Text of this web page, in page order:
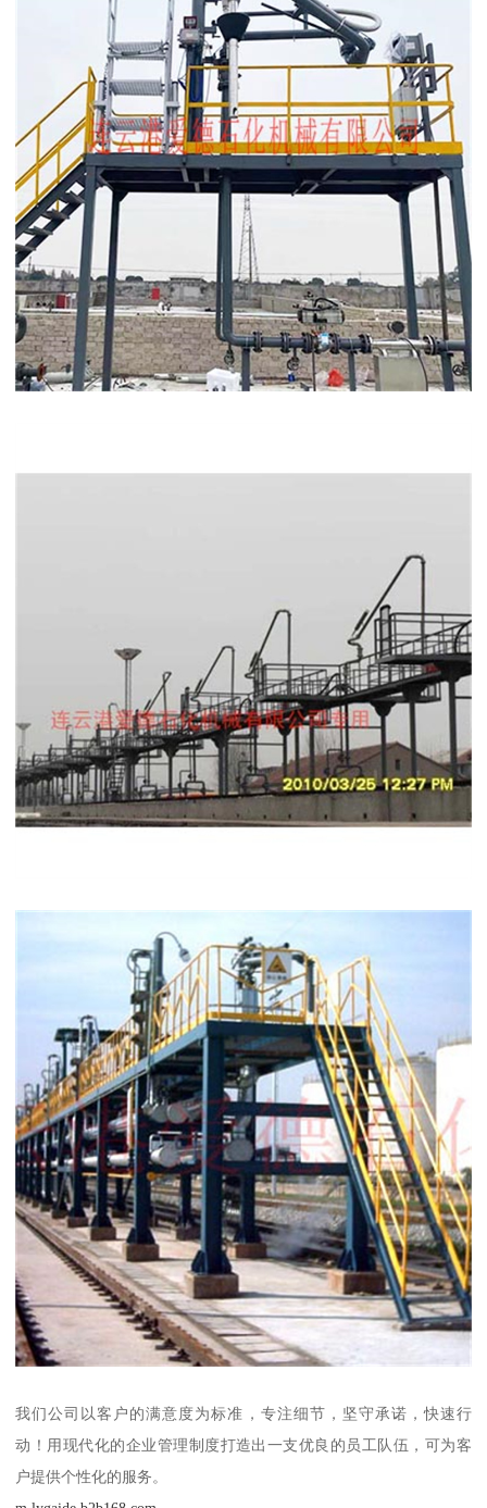
我们公司以客户的满意度为标准，专注细节，坚守承诺，快速行
动！用现代化的企业管理制度打造出一支优良的员工队伍，可为客
户提供个性化的服务。